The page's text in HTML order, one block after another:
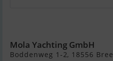
Mola Yachting GmbH
Boddenweg 1-2, 18556